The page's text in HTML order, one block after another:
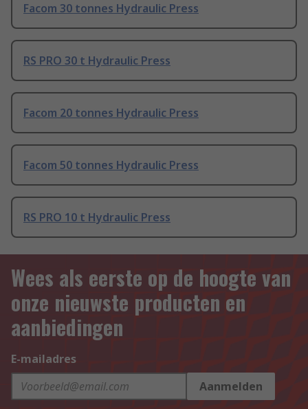
Facom 30 tonnes Hydraulic Press
RS PRO 30 t Hydraulic Press
Facom 20 tonnes Hydraulic Press
Facom 50 tonnes Hydraulic Press
RS PRO 10 t Hydraulic Press
Wees als eerste op de hoogte van
onze nieuwste producten en
aanbiedingen
E-mailadres
Aanmelden